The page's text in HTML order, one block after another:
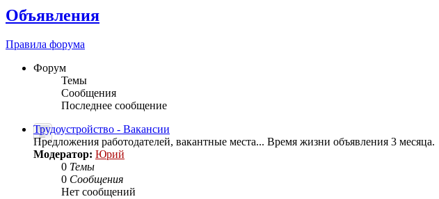
Объявления
Правила форума
Форум
Темы
Сообщения
Последнее сообщение
Трудоустройство - Вакансии
Предложения работодателей, вакантные места... Время жизни объявления 3 месяца.
Модератор: Юрий
0 Темы
0 Сообщения
Нет сообщений